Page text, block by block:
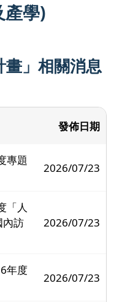
產學)
畫」相關消息
發佈日期
專題
2026/07/23
「人
內訪
2026/07/23
年度
2026/07/23